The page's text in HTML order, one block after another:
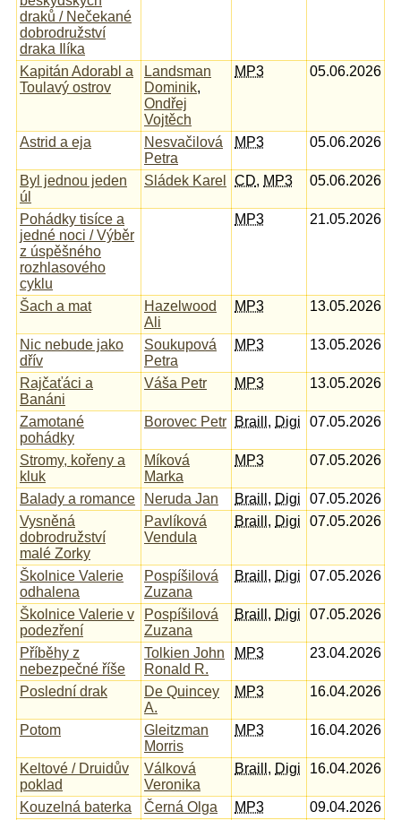
draků / Nečekané
dobrodružství
draka Ilíka
Kapitán Adorabl a
Toulavý ostrov
Landsman
Dominik,
Ondřej
Vojtěch
MP3 05.06.2026
Astrid a eja
Nesvačilová
Petra
MP3 05.06.2026
Byl jednou jeden
úl
Sládek Karel CD, MP3 05.06.2026
Pohádky tisíce a
jedné noci / Výběr
z úspěšného
rozhlasového
cyklu
MP3 21.05.2026
Šach a mat
Hazelwood
Ali
MP3 13.05.2026
Nic nebude jako
dřív
Soukupová
Petra
MP3 13.05.2026
Rajčaťáci a
Banáni
Váša Petr MP3 13.05.2026
Zamotané
pohádky
Borovec Petr Braill , Digi 07.05.2026
Stromy, kořeny a
kluk
Míková
Marka
MP3 07.05.2026
Balady a romance Neruda Jan Braill , Digi
07.05.2026
Vysněná
dobrodružství
malé Zorky
Pavlíková
Vendula
Braill , Digi 07.05.2026
Školnice Valerie
odhalena
Pospíšilová
Zuzana
Braill , Digi 07.05.2026
Školnice Valerie v
podezření
Pospíšilová
Zuzana
Braill , Digi 07.05.2026
Příběhy z
nebezpečné říše
Tolkien John
Ronald R.
MP3 23.04.2026
Poslední drak
De Quincey
A.
MP3 16.04.2026
Potom
Gleitzman
Morris
MP3 16.04.2026
Keltové / Druidův
poklad
Válková
Veronika
Braill , Digi 16.04.2026
Kouzelná baterka Černá Olga MP3
09.04.2026